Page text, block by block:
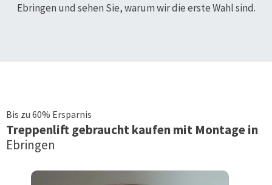
Ebringen und sehen Sie, warum wir die erste Wahl sind.
Bis zu 60% Ersparnis
Treppenliftgebraucht kaufen mit Montage in
Ebringen